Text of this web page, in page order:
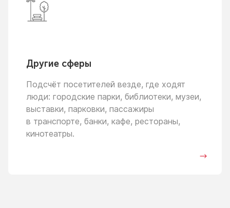
Другие сферы
Подсчёт посетителей везде, где ходят
люди: городские парки, библиотеки, музеи,
выставки, парковки, пассажиры
в транспорте, банки, кафе, рестораны,
кинотеатры.